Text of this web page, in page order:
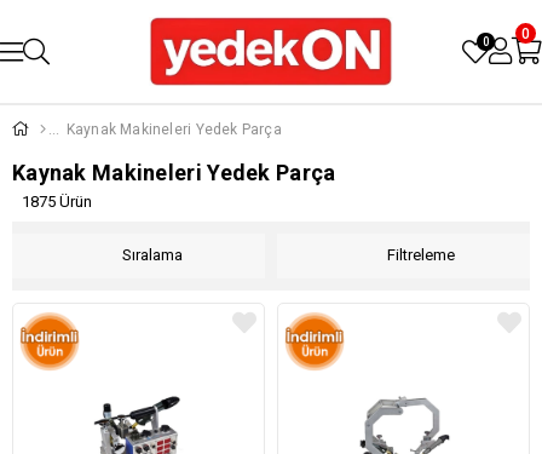
0 0
Kaynak Makineleri Yedek Parça
Kaynak Makineleri Yedek Parça
Filtreleme
Sıralama
1875 Ürün